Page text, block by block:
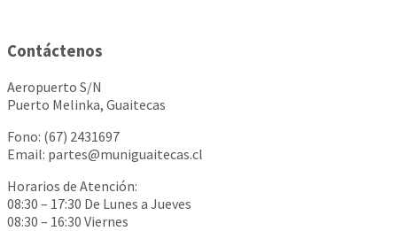
Contáctenos
Aeropuerto S/N
Puerto Melinka, Guaitecas
Fono: (67) 2431697
Email: partes@muniguaitecas.cl
Horarios de Atención:
08:30 – 17:30 De Lunes a Jueves
08:30 – 16:30 Viernes